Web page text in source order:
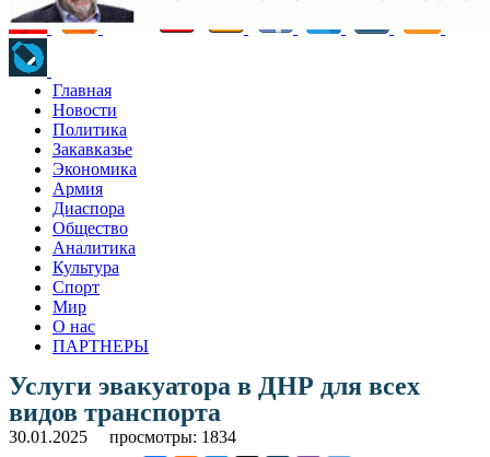
Главная
Новости
Политика
Закавказье
Экономика
Армия
Диаспора
Общество
Аналитика
Культура
Спорт
Мир
О нас
ПАРТНЕРЫ
Услуги эвакуатора в ДНР для всех
видов транспорта
30.01.2025 просмотры: 1834